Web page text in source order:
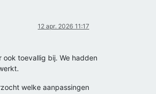
12 apr. 2026 11:17
toevallig bij. We hadden
welke aanpassingen